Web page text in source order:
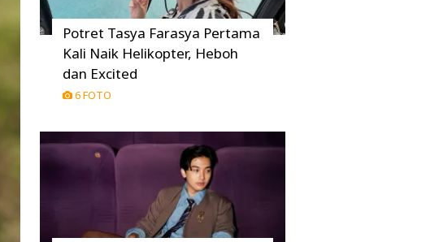
Potret Tasya Farasya Pertama
Kali Naik Helikopter, Heboh
dan Excited
6 FOTO